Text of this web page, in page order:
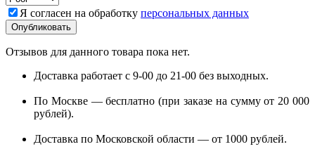
Я согласен на обработку персональных данных
Отзывов для данного товара пока нет.
Доставка работает с 9-00 до 21-00 без выходных.
По Москве — бесплатно (при заказе на сумму от 20 000
рублей).
Доставка по Московской области — от 1000 рублей.